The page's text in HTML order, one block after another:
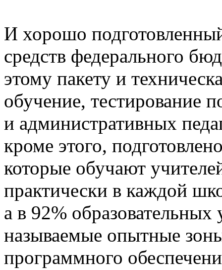
И хорошо
средств федерального
этому пакету и
обучение, тестирование
и административных
кроме этого,
которые обучают
практически в каждой
а в 92%
называемые опытные
программного